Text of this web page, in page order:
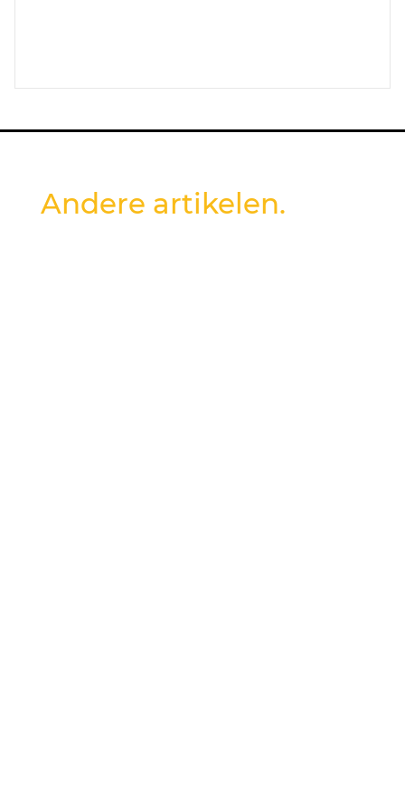
Andere artikelen.